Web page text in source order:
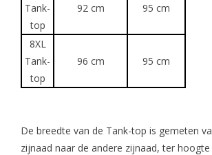
Tank-
top
92 cm 95 cm
8XL
Tank-
top
96 cm 95 cm
De breedte van de Tank-top is gemeten
zijnaad naar de andere zijnaad, ter hoogte